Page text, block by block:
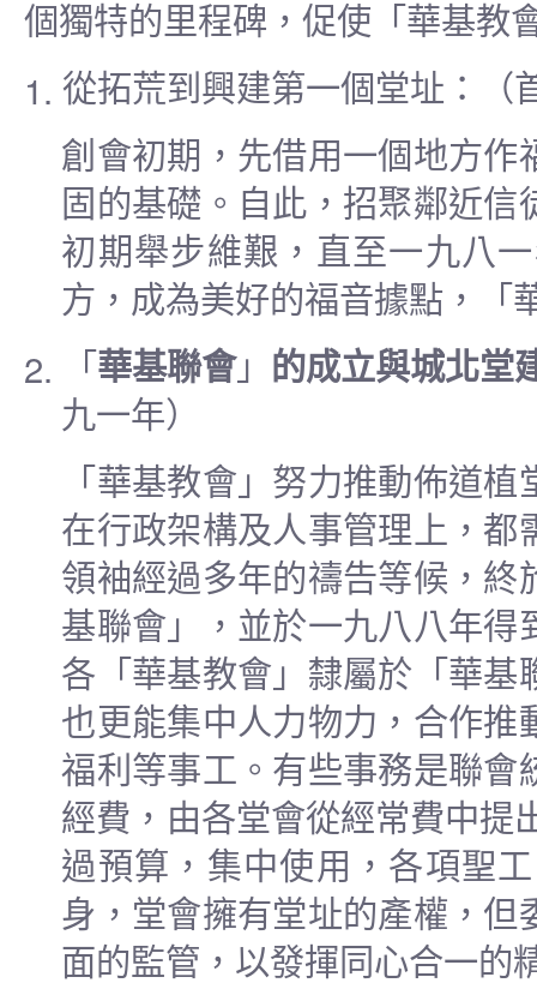
個獨特的里程碑，促使「華基教
1. 從拓荒到興建第一個堂址：
創會初期，先借用一個地方作
固的基礎。自此，招聚鄰近
初期舉步維艱，直至一九八
方，成為美好的福音據點，「
2. 「 華基聯會」 的成立與城北堂
九一年）
「華基教會」努力推動佈道
在行政架構及人事管理上，都
領袖經過多年的禱告等候，終
基聯會」，並於一九八八年得
各「華基教會」隸屬於「華基
也更能集中人力物力，合作推
福利等事工。有些事務是聯會
經費，由各堂會從經常費中提
過預算，集中使用，各項聖
身，堂會擁有堂址的產權，但
面的監管，以發揮同心合一的